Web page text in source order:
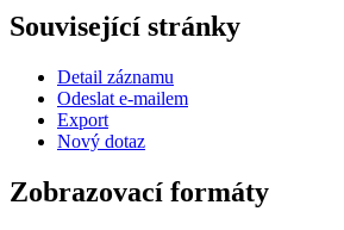
Související stránky
Detail záznamu
Odeslat e-mailem
Export
Nový dotaz
Zobrazovací formáty